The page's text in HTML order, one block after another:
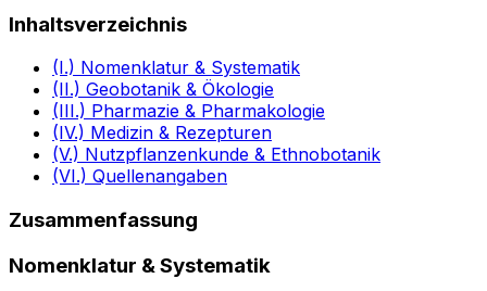
Inhaltsverzeichnis
(I.) Nomenklatur & Systematik
(II.) Geobotanik & Ökologie
(III.) Pharmazie & Pharmakologie
(IV.) Medizin & Rezepturen
(V.) Nutzpflanzenkunde & Ethnobotanik
(VI.) Quellenangaben
Zusammenfassung
Nomenklatur & Systematik